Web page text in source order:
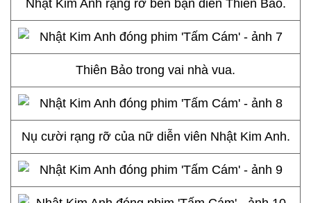
Nhật Kim Anh rạng rỡ bên bạn diễn Thiên Bảo.
Thiên Bảo trong vai nhà vua.
Nụ cười rạng rỡ của nữ diễn viên Nhật Kim Anh.